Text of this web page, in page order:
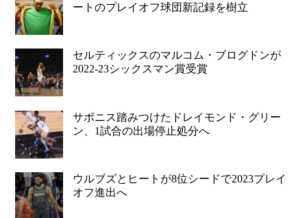
ートのプレイオフ球団新記録を樹立
セルティックスのマルコム・ブログドンが
2022-23シックスマン賞受賞
サボニス踏みつけたドレイモンド・グリー
ン、1試合の出場停止処分へ
ウルブズとヒートが8位シードで2023プレイ
オフ進出へ